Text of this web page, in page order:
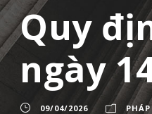
Quy
ngày
09/04/2026